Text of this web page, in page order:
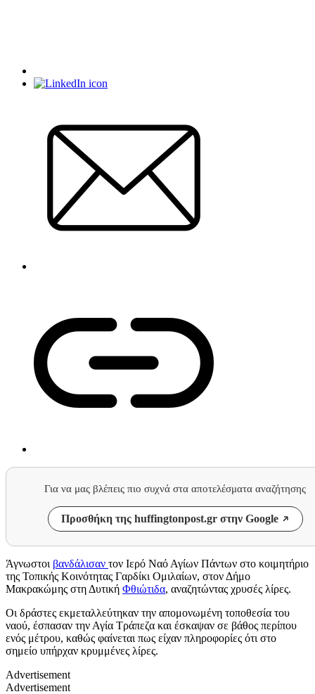
Για να μας βλέπεις πιο συχνά στα αποτελέσματα αναζήτησης
Προσθήκη της huffingtonpost.gr στην Google
Άγνωστοι βανδάλισαν τον Ιερό Ναό Αγίων Πάντων στο κοιμητήριο
της Τοπικής Κοινότητας Γαρδίκι Ομιλαίων, στον Δήμο
Μακρακώμης στη Δυτική Φθιώτιδα, αναζητώντας χρυσές λίρες.
Οι δράστες εκμεταλλεύτηκαν την απομονωμένη τοποθεσία του
ναού, έσπασαν την Αγία Τράπεζα και έσκαψαν σε βάθος περίπου
ενός μέτρου, καθώς φαίνεται πως είχαν πληροφορίες ότι στο
σημείο υπήρχαν κρυμμένες λίρες.
Advertisement
Advertisement